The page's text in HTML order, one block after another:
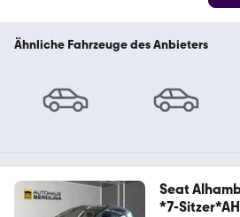
Ähnliche Fahrzeuge des Anbieters
Seat
*7-